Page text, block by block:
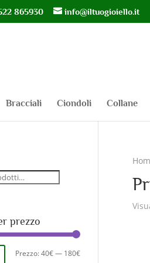
865930 info@iltuogioiello.it
Bracciali Ciondoli Collane
prezzo
Prezzo
Prezzo
Prezzo:40€— 180€